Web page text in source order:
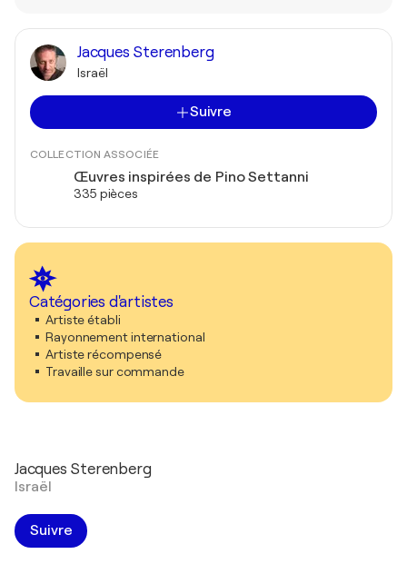
Jacques Sterenberg
Israël
Suivre
COLLECTION ASSOCIÉE
Œuvres inspirées de Pino Settanni
335 pièces
Catégories d'artistes
Artiste établi
Rayonnement international
Artiste récompensé
Travaille sur commande
Jacques Sterenberg
Israël
Suivre